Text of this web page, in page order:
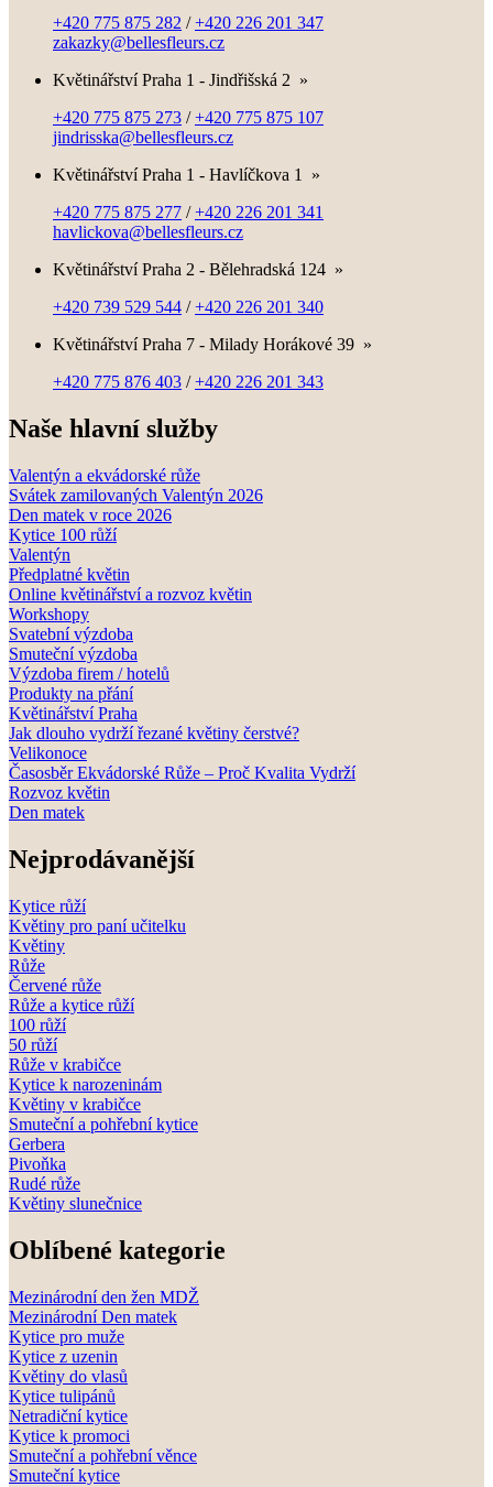
+420 775 875 282 /+420 226 201 347
zakazky@bellesfleurs.cz
Květinářství Praha 1 - Jindřišská 2 »
+420 775 875 273 /+420 775 875 107
jindrisska@bellesfleurs.cz
Květinářství Praha 1 - Havlíčkova 1
»
+420 775 875 277 /+420 226 201 341
havlickova@bellesfleurs.cz
Květinářství Praha 2 - Bělehradská 124 »
+420 739 529 544 /+420 226 201 340
Květinářství Praha 7 - Milady Horákové 39 »
+420 775 876 403 /+420 226 201 343
Naše hlavní služby
Valentýn a ekvádorské růže
Svátek zamilovaných Valentýn 2026
Den matek v roce 2026
Kytice 100 růží
Valentýn
Předplatné květin
Online květinářství a rozvoz květin
Workshopy
Svatební výzdoba
Smuteční výzdoba
Výzdoba firem / hotelů
Produkty na přání
Květinářství Praha
Jak dlouho vydrží řezané květiny čerstvé?
Velikonoce
Časosběr Ekvádorské Růže – Proč Kvalita Vydrží
Rozvoz květin
Den matek
Nejprodávanější
Kytice růží
Květiny pro paní učitelku
Květiny
Růže
Červené růže
Růže a kytice růží
100 růží
50 růží
Růže v krabičce
Kytice k narozeninám
Květiny v krabičce
Smuteční a pohřební kytice
Gerbera
Pivoňka
Rudé růže
Květiny slunečnice
Oblíbené kategorie
Mezinárodní den žen MDŽ
Mezinárodní Den matek
Kytice pro muže
Kytice z uzenin
Květiny do vlasů
Kytice tulipánů
Netradiční kytice
Kytice k promoci
Smuteční a pohřební věnce
Smuteční kytice